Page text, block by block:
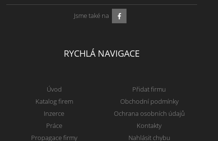
Jsme také na
RYCHLÁ NAVIGACE
Úvod
Katalog firem
Inzerce
Práce
Propagace firmy
Přidat firmu
Obchodní podmínky
Ochrana osobních údajů
Kontakty
Nahlásit chybu